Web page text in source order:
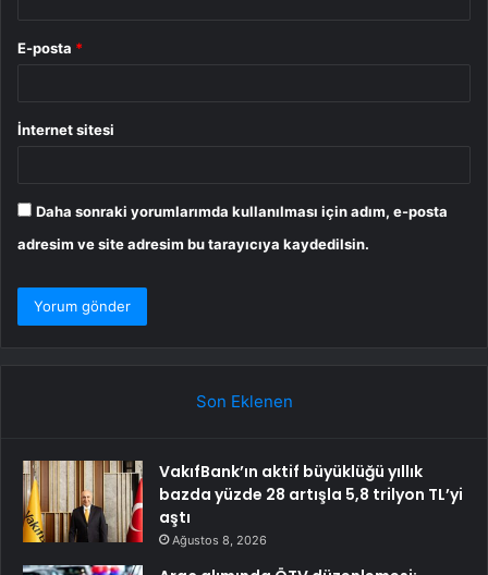
E-posta *
İnternet sitesi
Daha sonraki yorumlarımda kullanılması için adım, e-posta
adresim ve site adresim bu tarayıcıya kaydedilsin.
Son Eklenen
VakıfBank’ın aktif büyüklüğü yıllık
bazda yüzde 28 artışla 5,8 trilyon TL’yi
aştı
Ağustos 8, 2026